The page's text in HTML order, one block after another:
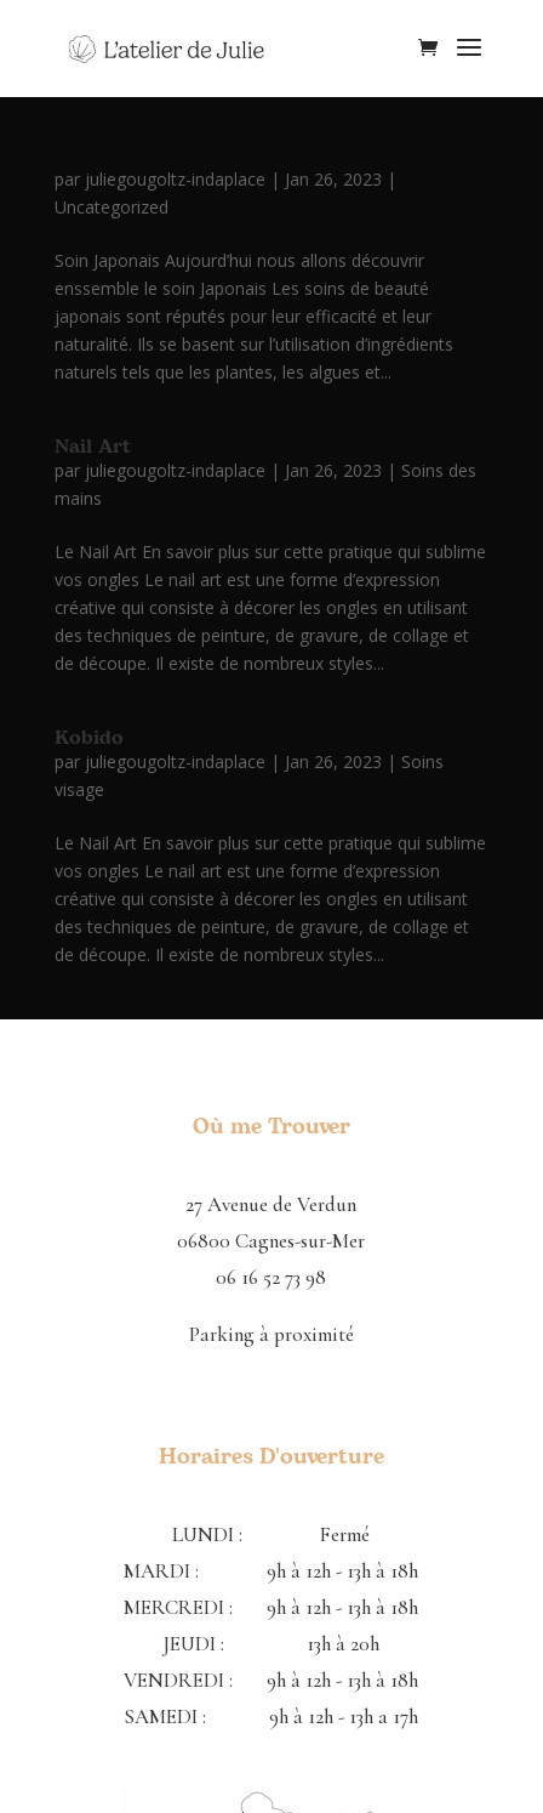
par juliegougoltz-indaplace | Jan 26, 2023 |
Uncategorized
Soin Japonais Aujourd’hui nous allons découvrir
enssemble le soin Japonais Les soins de beauté
japonais sont réputés pour leur efficacité et leur
naturalité. Ils se basent sur l’utilisation d’ingrédients
naturels tels que les plantes, les algues et...
Nail Art
par juliegougoltz-indaplace | Jan 26, 2023 | Soins des
mains
Le Nail Art En savoir plus sur cette pratique qui sublime
vos ongles Le nail art est une forme d’expression
créative qui consiste à décorer les ongles en utilisant
des techniques de peinture, de gravure, de collage et
de découpe. Il existe de nombreux styles...
Kobido
par juliegougoltz-indaplace | Jan 26, 2023 | Soins
visage
Le Nail Art En savoir plus sur cette pratique qui sublime
vos ongles Le nail art est une forme d’expression
créative qui consiste à décorer les ongles en utilisant
des techniques de peinture, de gravure, de collage et
de découpe. Il existe de nombreux styles...
Où me Trouver
27 Avenue de Verdun
06800 Cagnes-sur-Mer
06 16 52 73 98
Parking à proximité
Horaires D'ouverture
LUNDI : Fermé
MARDI : 9h à 12h - 13h à 18h
MERCREDI : 9h à 12h - 13h à 18h
JEUDI : 13h à 20h
VENDREDI : 9h à 12h - 13h à 18h
SAMEDI : 9h à 12h - 13h a 17h